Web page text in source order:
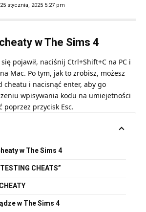
stycznia, 2025 5:27 pm
w The Sims 4
pojawił, naciśnij Ctrl+Shift+C na PC i
Mac. Po tym, jak to zrobisz, możesz
cheatu i nacisnąć enter, aby go
wpisywania kodu na umiejetności
poprzez przycisk Esc.
w The Sims 4
CHEATS”
w The Sims 4